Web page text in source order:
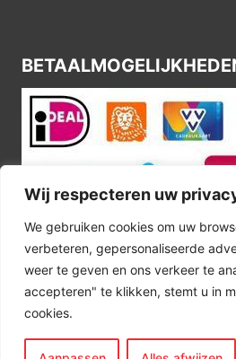
Wij respecteren uw
We gebruiken cookies om uw
verbeteren, gepersonaliseerde
weer te geven en ons verkeer te
accepteren" te klikken, stemt u in
cookies.
© 2026 Kitchen